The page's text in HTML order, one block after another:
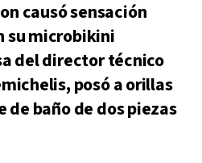
causó sensación
su microbikini
del director técnico
posó a orillas
de baño de dos piezas